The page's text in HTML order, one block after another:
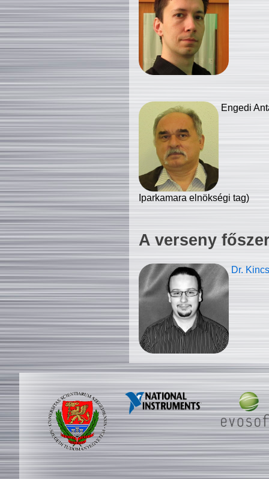
Engedi
Iparkamara elnökségi tag)
A verseny
Dr.